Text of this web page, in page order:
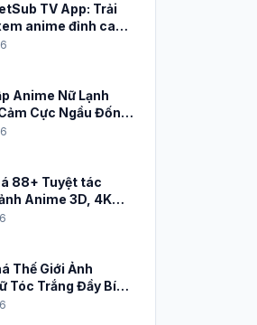
TV App: Trải
anime đỉnh cao
Anime Nữ Lạnh
Cực Ngầu Đốn
88+ Tuyệt tác
Anime 3D, 4K
Thế Giới Ảnh
Tóc Trắng Đầy Bí
Rũ